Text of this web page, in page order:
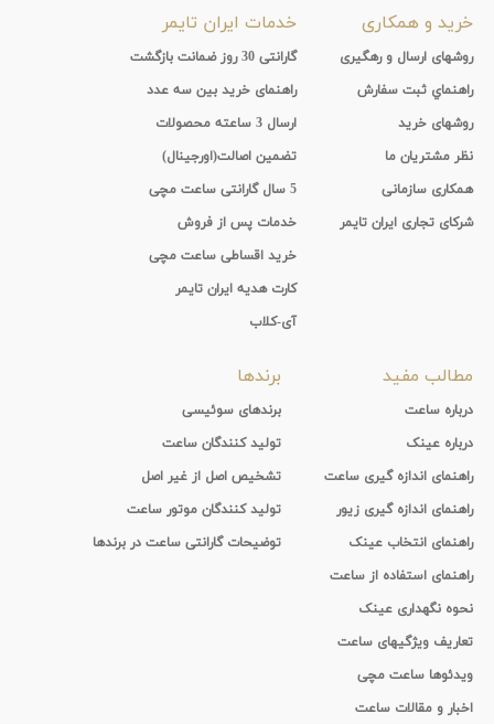
خرید و همکاری
روشهای ارسال و رهگیری
راهنماي ثبت سفارش
روشهای خرید
نظر مشتریان ما
همکاری سازمانی
شرکای تجاری ایران تایمر
خدمات ایران تایمر
گارانتی 30 روز ضمانت بازگشت
راهنمای خرید بین سه عدد
ارسال 3 ساعته محصولات
تضمین اصالت(اورجینال)
5 سال گارانتی ساعت مچی
خدمات پس از فروش
خرید اقساطی ساعت مچی
کارت هدیه ایران تایمر
آی-کلاب
مطالب مفید
درباره ساعت
درباره عینک
راهنمای اندازه گیری ساعت
راهنمای اندازه گیری زیور
راهنمای انتخاب عینک
راهنمای استفاده از ساعت
نحوه نگهداری عینک
تعاریف ویژگیهای ساعت
ویدئوها ساعت مچی
اخبار و مقالات ساعت
برندها
برندهای سوئیسی
تولید کنندگان ساعت
تشخیص اصل از غیر اصل
تولید کنندگان موتور ساعت
توضیحات گارانتی ساعت در برندها